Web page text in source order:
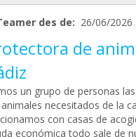
des de: 26/06/2026
de
un grupo de personas
necesitados de la
con casas de
económica todo sale de